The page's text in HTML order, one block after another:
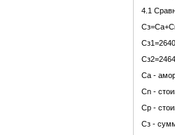
4.1
Са -
Сn -
Ср -
Сз -